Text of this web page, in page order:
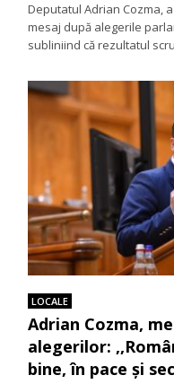
Deputatul Adrian Cozma,
mesaj după alegerile
subliniind că rezultatul
LOCALE
Adrian Cozma,
alegerilor:
bine, în pace și